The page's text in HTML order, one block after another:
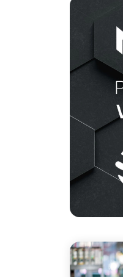
VÒNG BI
VÒNG BI
TRỤC NTN
VÒNG BI
VÒNG BI
VÒNG BI
VÒNG BI
GỐI ĐỠ
GỐI ĐỠ 2
PHỤ KIỆN
MÁY GIA